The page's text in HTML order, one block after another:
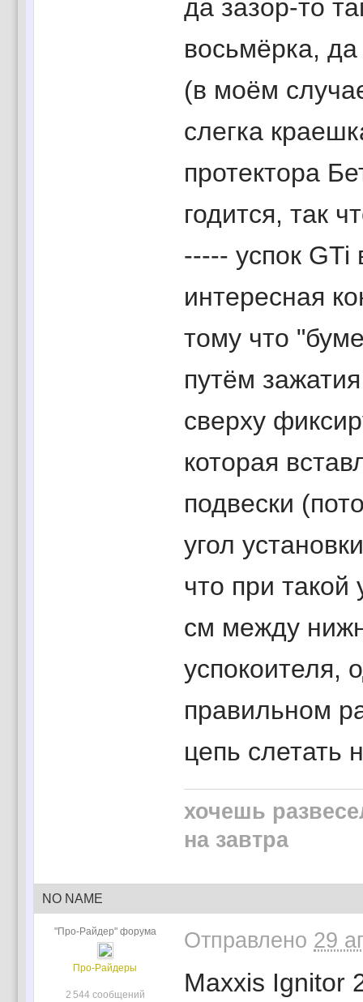
да зазор-то
восьмёрка,
(в моём
слегка
протектора
годится, так
----- успок GTi
интересная
тому что
путём
сверху
которая
подвески
угол
что при такой
см между
успокоителя,
правильном
цепь слетать
хочешь
на завтра
NO NAME
"Про-Райдер" форума
Про-Райдеры
2 544 сообщений
Отправлено 29
Maxxis